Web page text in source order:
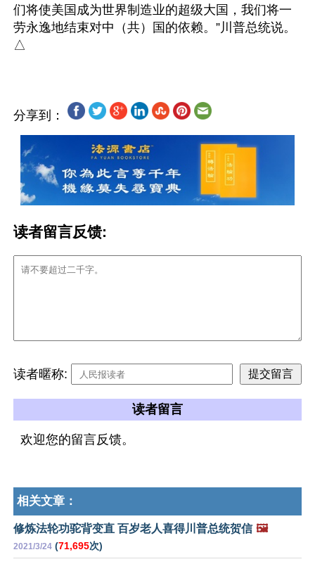
们将使美国成为世界制造业的超级大国，我们将一
劳永逸地结束对中（共）国的依赖。”川普总统说。
分享到：
读者留言反馈:
读者暱称:
读者留言
欢迎您的留言反馈。
相关文章：
修炼法轮功驼背变直 百岁老人喜得川普总统贺信 🖼️
2021/3/24 (71,695次)